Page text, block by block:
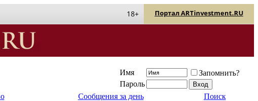
Портал ARTinvestment.RU
18+
Имя
Запомнить?
Пароль
Сообщения за день Поиск